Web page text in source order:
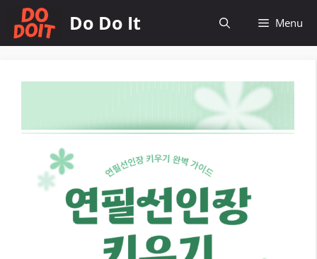
츠
Do Do It Menu